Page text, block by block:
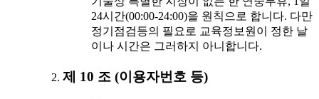
24시간(00:00-24:00)을 원칙으로 합니다. 다만
정기점검등의 필요로 교육정보원이 정한 날
이나 시간은 그러하지 아니합니다.
제 10 조 (이용자번호 등)